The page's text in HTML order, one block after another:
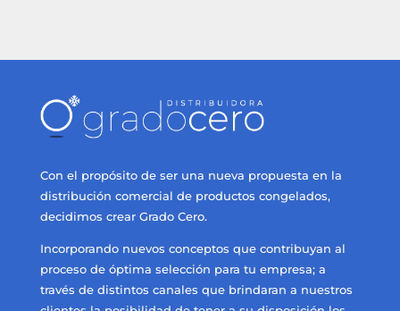
Con el propósito de ser una nueva propuesta en la
distribución comercial de productos congelados,
decidimos crear Grado Cero.
Incorporando nuevos conceptos que contribuyan al
proceso de óptima selección para tu empresa; a
través de distintos canales que brindaran a nuestros